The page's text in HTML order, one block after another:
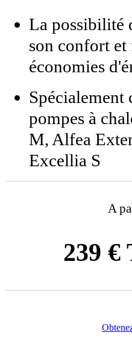
La possibilité
son confort et
économies
Spécialement
pompes à
M, Alfea
Excellia S
A
239